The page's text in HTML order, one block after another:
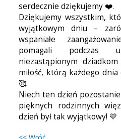
serdecznie dziękujemy ❤️.
Dziękujemy wszystkim,
wyjątkowym dniu –
wspaniałe
pomagali podczas
niezastąpionym
miłość, którą każdego
🥰
Niech ten dzień
pięknych rodzinnych
dzień był tak wyjątkowy! 💛